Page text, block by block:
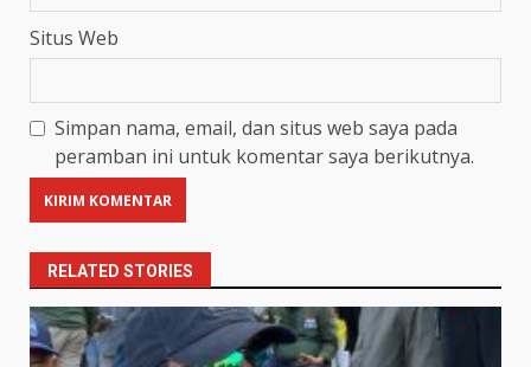
Situs Web
Simpan nama, email, dan situs web saya pada
peramban ini untuk komentar saya berikutnya.
RELATED STORIES